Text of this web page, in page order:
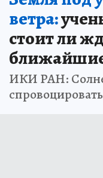
ветра:
стоит ли
ИКИ РАН: